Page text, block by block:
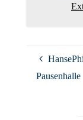
Pausenhalle